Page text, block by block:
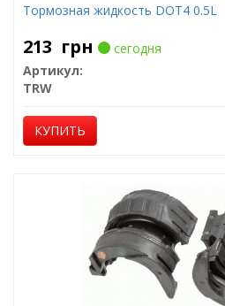
Тормозная жидкость DOT4 0.5L
213 грн
сегодня
Артикул:
TRW
КУПИТЬ